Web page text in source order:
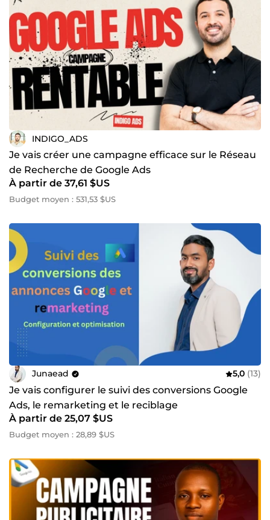
INDIGO_ADS
Je vais créer une campagne efficace sur le Réseau
de Recherche de Google Ads
À partir de 37,61 $US
Budget moyen : 531,53 $US
Junaead 5,0 (13)
Je vais configurer le suivi des conversions Google
Ads, le remarketing et le reciblage
À partir de 25,07 $US
Budget moyen : 28,89 $US